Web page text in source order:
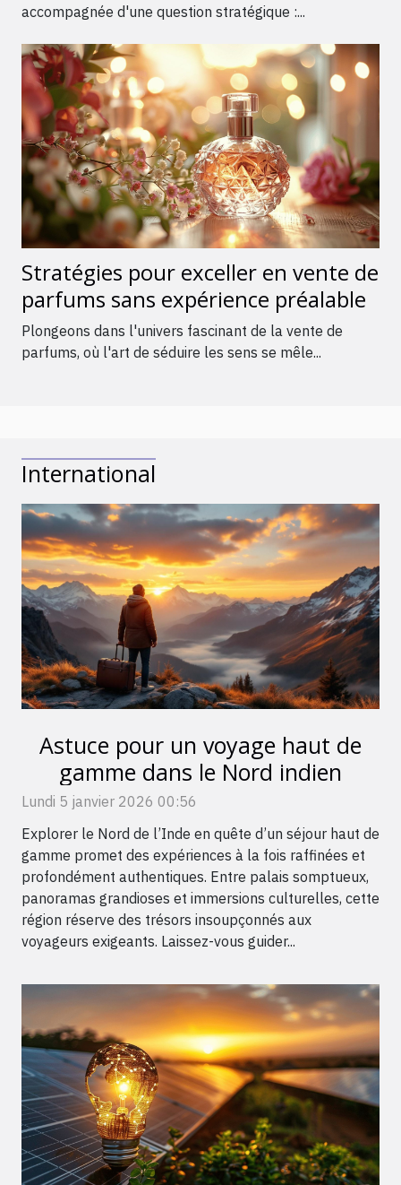
accompagnée d'une question stratégique :...
Stratégies pour exceller en vente de
parfums sans expérience préalable
Plongeons dans l'univers fascinant de la vente de
parfums, où l'art de séduire les sens se mêle...
International
Astuce pour un voyage haut de
gamme dans le Nord indien
Lundi 5 janvier 2026 00:56
Explorer le Nord de l’Inde en quête d’un séjour haut de
gamme promet des expériences à la fois raffinées et
profondément authentiques. Entre palais somptueux,
panoramas grandioses et immersions culturelles, cette
région réserve des trésors insoupçonnés aux
voyageurs exigeants. Laissez-vous guider...